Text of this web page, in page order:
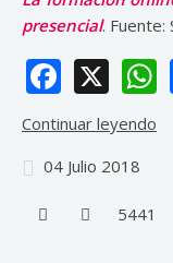
presencial.
X
Continuar leyendo
04 Julio 2018
5441